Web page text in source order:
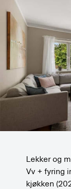
Lekker og
Vv + fyring
kjøkken